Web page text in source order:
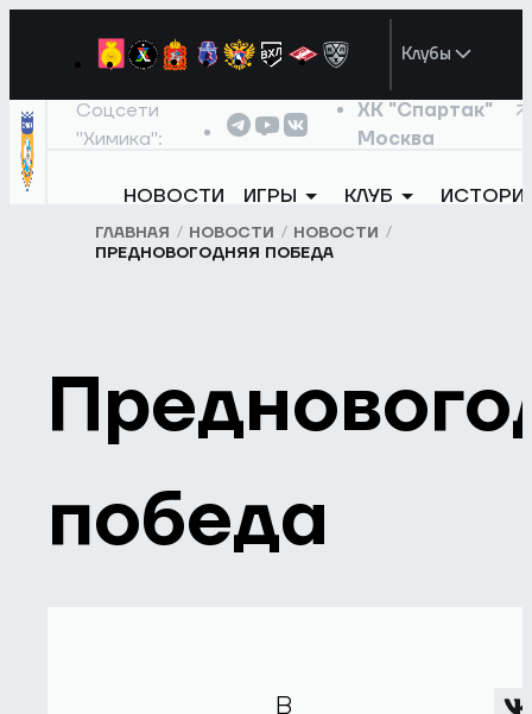
Клубы
Соцсети
"Химика":
ХК "Спартак"
Москва
НОВОСТИ ИГРЫ КЛУБ
ГЛАВНАЯ НОВОСТИ
НОВОСТИ
ПРЕДНОВОГОДНЯЯ ПОБЕДА
победа
В